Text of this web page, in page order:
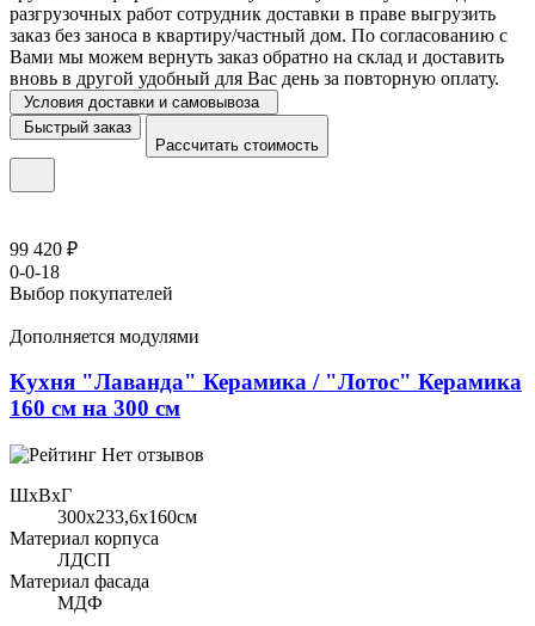
разгрузочных работ сотрудник доставки в праве выгрузить
заказ без заноса в квартиру/частный дом. По согласованию с
Вами мы можем вернуть заказ обратно на склад и доставить
вновь в другой удобный для Вас день за повторную оплату.
Условия доставки и самовывоза
Быстрый заказ
Рассчитать стоимость
99 420 ₽
0-0-18
Выбор покупателей
Дополняется модулями
Кухня "Лаванда" Керамика / "Лотос" Керамика
160 см на 300 см
Нет отзывов
ШхВхГ
300x233,6х160см
Материал корпуса
ЛДСП
Материал фасада
МДФ